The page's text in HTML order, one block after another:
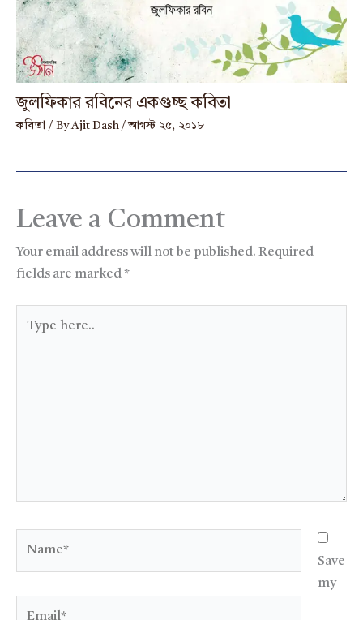
জুলফিকার রবিনের একগুচ্ছ কবিতা
কবিতা / ByAjit Dash /আগস্ট ২৫, ২০১৮
Leave a Comment
Your email address will not be published. Required
fields are marked*
here..
Save
my